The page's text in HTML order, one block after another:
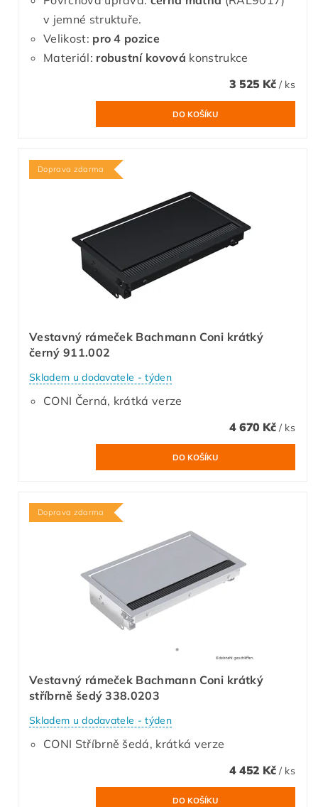
v jemné struktuře.
Velikost: pro 4 pozice
Materiál: robustní kovová konstrukce
3 525 Kč / ks
Doprava zdarma
Vestavný rámeček Bachmann Coni krátký
černý 911.002
Skladem u dodavatele - týden
CONI Černá, krátká verze
4 670 Kč / ks
Doprava zdarma
Vestavný rámeček Bachmann Coni krátký
stříbrně šedý 338.0203
Skladem u dodavatele - týden
CONI Stříbrně šedá, krátká verze
4 452 Kč / ks